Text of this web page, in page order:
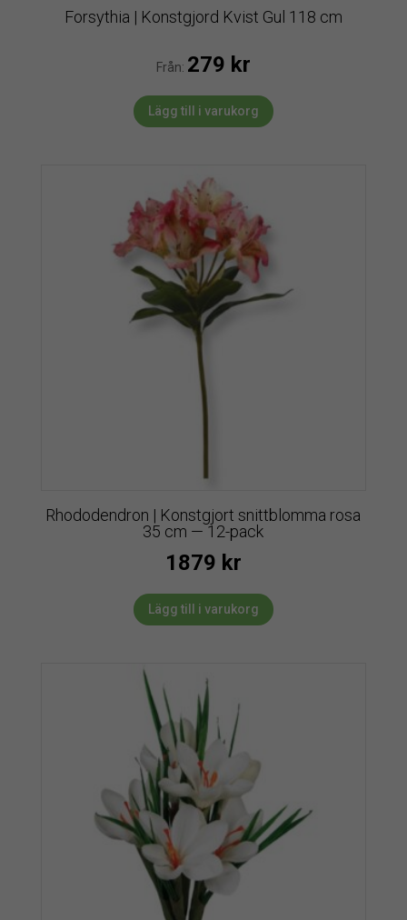
Forsythia | Konstgjord Kvist Gul 118 cm
Från: 279 kr
Lägg till i varukorg
Rhododendron | Konstgjort snittblomma rosa
35 cm — 12-pack
1879 kr
Lägg till i varukorg